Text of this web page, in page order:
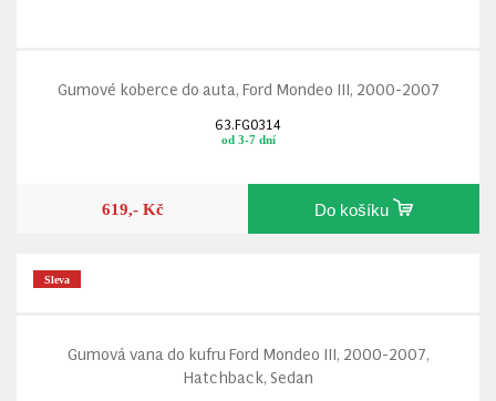
Gumové koberce do auta, Ford Mondeo III, 2000-2007
63.FG0314
od 3-7 dní
619,- Kč Do košíku
Sleva
Gumová vana do kufru Ford Mondeo III, 2000-2007,
Hatchback, Sedan